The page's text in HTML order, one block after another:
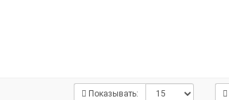
Показывать: